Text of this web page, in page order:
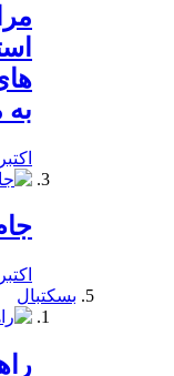
اکتبر 16, 2019
اکتبر 15, 2019
بسکتبال